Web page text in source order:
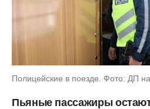
Полицейские в поезде. Фото: ДП
Пьяные пассажиры